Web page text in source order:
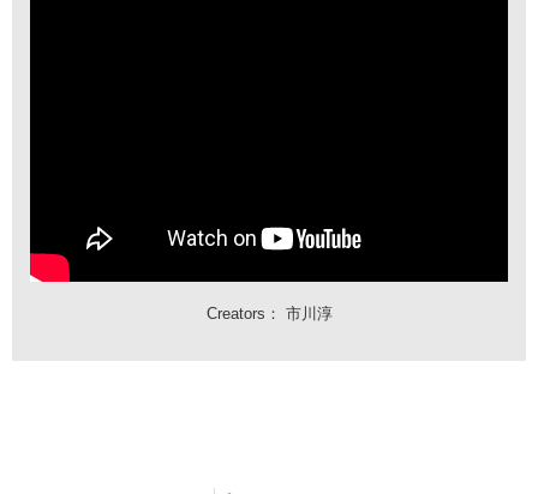
Creators： 市川淳